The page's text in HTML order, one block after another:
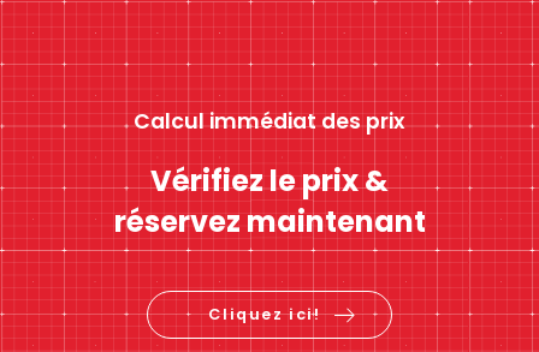
Calcul immédiat des prix
Vérifiez le prix &
réservez maintenant